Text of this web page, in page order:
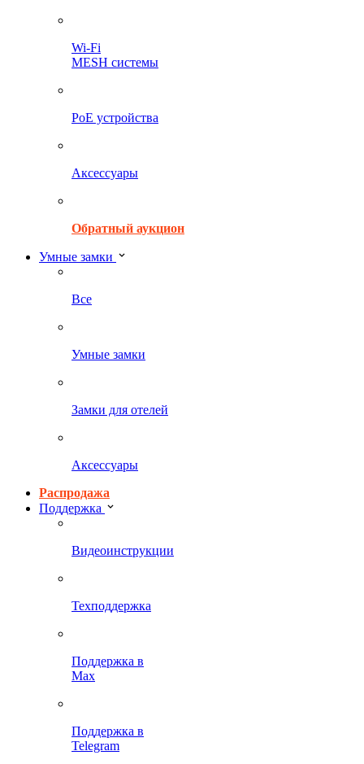
Wi-Fi
MESH системы
PoE устройства
Аксессуары
Обратный аукцион
Умные замки
Все
Умные замки
Замки для отелей
Аксессуары
Распродажа
Поддержка
Видеоинструкции
Техподдержка
Поддержка в
Max
Поддержка в
Telegram